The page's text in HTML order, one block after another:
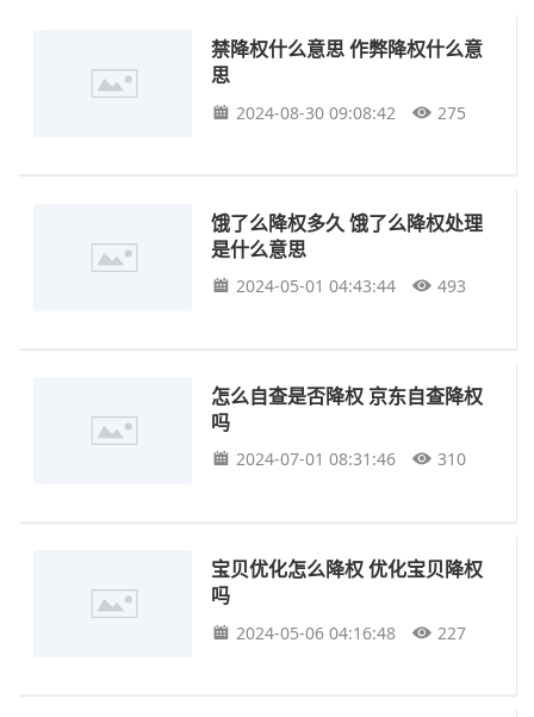
禁降权什么意思 作弊降权什么意
思
2024-08-30 09:08:42 275
饿了么降权多久 饿了么降权处理
是什么意思
2024-05-01 04:43:44 493
怎么自查是否降权 京东自查降权
吗
2024-07-01 08:31:46 310
宝贝优化怎么降权 优化宝贝降权
吗
2024-05-06 04:16:48 227